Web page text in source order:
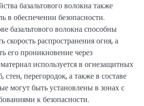
базальтового волокна также
в обеспечении безопасности.
базальтового волокна способны
скорость распространения огня, а
его проникновение через
используется в огнезащитных
стен, перегородок, а также в составе
могут быть установлены в зонах с
к безопасности.